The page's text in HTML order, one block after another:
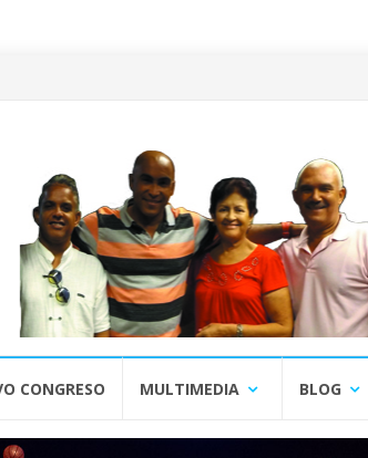
CONGRESO MULTIMEDIA BLOG